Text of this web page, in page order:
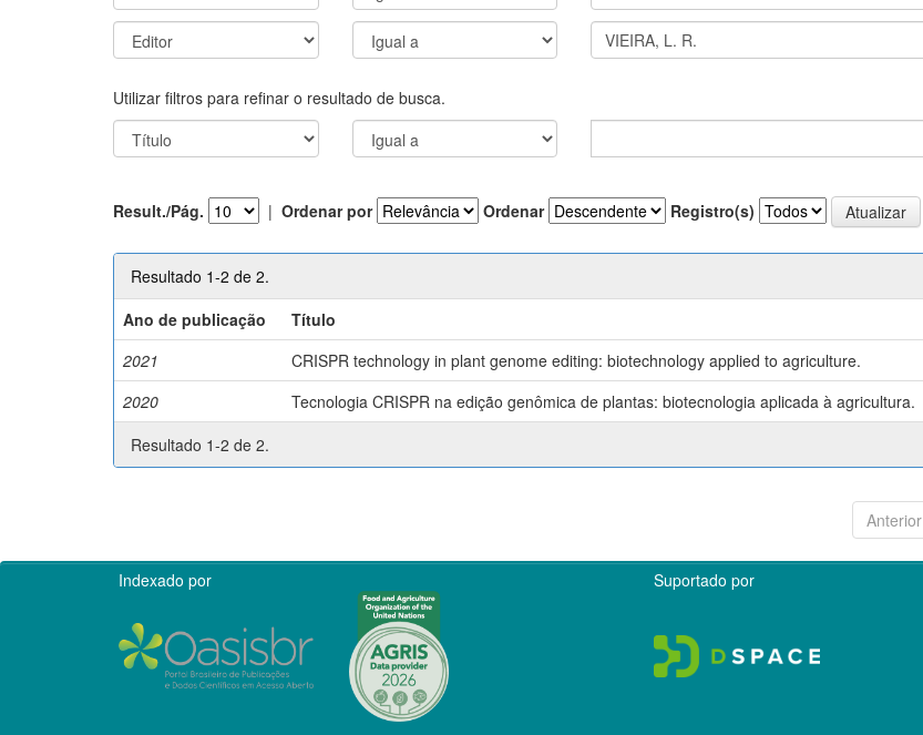
Utilizar filtros para refinar o resultado de busca.
Result./Pág. | Ordenar por Ordenar Registro(s)
Resultado 1-2 de 2.
Ano de publicação
Título
2021
CRISPR technology in plant genome editing: biotechnology applied to agriculture.
2020
Tecnologia CRISPR na edição genômica de plantas: biotecnologia aplicada à agricultura.
Resultado 1-2 de 2.
Anterior
Indexado por Suportado por